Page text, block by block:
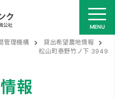
管理機構
貸出希望農地情報
松山町泰野竹ノ下 3949
報